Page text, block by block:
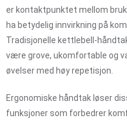
er kontaktpunktet mellom
ha betydelig innvirkning på
Tradisjonelle kettlebell-
være grove, ukomfortable og
øvelser med høy repetisjon.
Ergonomiske håndtak løser
funksjoner som forbedrer